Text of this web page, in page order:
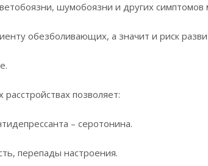
шумобоязни и других симптомов
обезболивающих, а значит и риск
позволяет:
– серотонина.
перепады настроения.